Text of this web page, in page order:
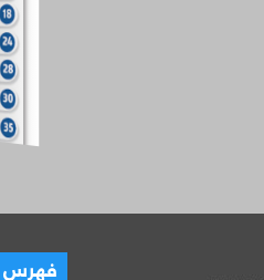
فهرس